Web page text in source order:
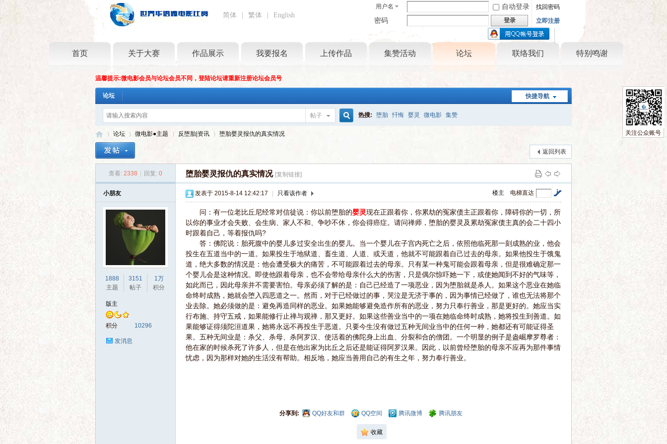
简体 繁体 English
用户名 自动登录 找回密码
密码 登录 立即注册
只需一步，快速开始
首页 关于大赛 作品展示 我要报名 上传作品 集赞活动 论坛 联络我们 特别鸣谢
温馨提示:微电影会员与论坛会员不同，登陆论坛请重新注册论坛会员号
快捷导航
论坛
帖子 热搜: 堕胎 忏悔 婴灵 微电影 集赞
论坛
›
微电影●主题 反堕胎|资讯
›
堕胎婴灵报仇的真实情况
返回列表
查看: 2338 回复: 0 堕胎婴灵报仇的真实情况 [复制链接]
小朋友
1888
主题
3151
帖子
1万
积分
版主
积分 10296
发消息
电梯直达
楼主
发表于 2015-8-14 12:42:17 只看该作者
问：有一位老比丘尼经常对信徒说：你以前堕胎的婴灵现在正跟着你，你累劫的冤家债主正跟着你，障碍你的一切，所
以你的事业才会失败、会生病、家人不和、争吵不休，你会得癌症。请问禅师，堕胎的婴灵及累劫冤家债主真的会二十四小
时跟着自己，等着报仇吗?
答：佛陀说：胎死腹中的婴儿多过安全出生的婴儿。当一个婴儿在子宫内死亡之后，依照他临死那一刻成熟的业，他会
投生在五道当中的一道。如果投生于地狱道、畜生道、人道、或天道，他就不可能跟着自己过去的母亲。如果他投生于饿鬼
道，绝大多数的情况是：他会遭受极大的痛苦，不可能跟着过去的母亲。只有某一种鬼可能会跟着母亲，但是很难确定那一
个婴儿会是这种情况。即使他跟着母亲，也不会带给母亲什么大的伤害，只是偶尔惊吓她一下，或使她闻到不好的气味等，
如此而已，因此母亲并不需要害怕。母亲必须了解的是：自己已经造了一项恶业，因为堕胎就是杀人。如果这个恶业在她临
命终时成熟，她就会堕入四恶道之一。然而，对于已经做过的事，哭泣是无济于事的，因为事情已经做了，谁也无法将那个
业去除。她必须做的是：避免再造同样的恶业。如果她能够避免造作所有的恶业，努力只奉行善业，那是更好的。她应当实
行布施、持守五戒，如果能修行止禅与观禅，那又更好。如果这些善业当中的一项在她临命终时成熟，她将投生到善道。如
果能够证得须陀洹道果，她将永远不再投生于恶道。只要今生没有做过五种无间业当中的任何一种，她都还有可能证得圣
果。五种无间业是：杀父、杀母、杀阿罗汉、使活着的佛陀身上出血、分裂和合的僧团。一个明显的例子是盎崛摩罗尊者：
他在家的时候杀死了许多人，但是在他出家为比丘之后还是能证得阿罗汉果。因此，以前曾经堕胎的母亲不应再为那件事情
忧虑，因为那样对她的生活没有帮助。相反地，她应当善用自己的有生之年，努力奉行善业。
分享到: QQ好友和群 QQ空间 腾讯微博 腾讯朋友
收藏
关注公众账号